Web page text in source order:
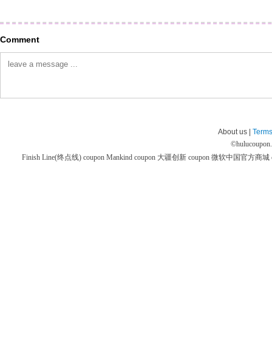
Comment
About us |
©
Finish Line(终点线) coupon Mankind coupon 大疆创新 coupon 微软中国官方商城